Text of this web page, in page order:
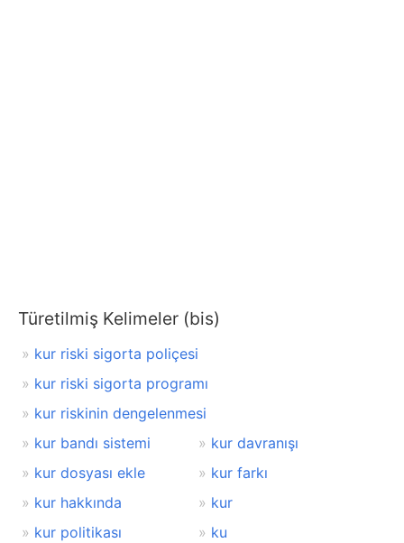
Türetilmiş Kelimeler (bis)
kur riski sigorta poliçesi
kur riski sigorta programı
kur riskinin dengelenmesi
kur bandı sistemi
kur davranışı
kur dosyası ekle
kur farkı
kur hakkında
kur
kur politikası
ku